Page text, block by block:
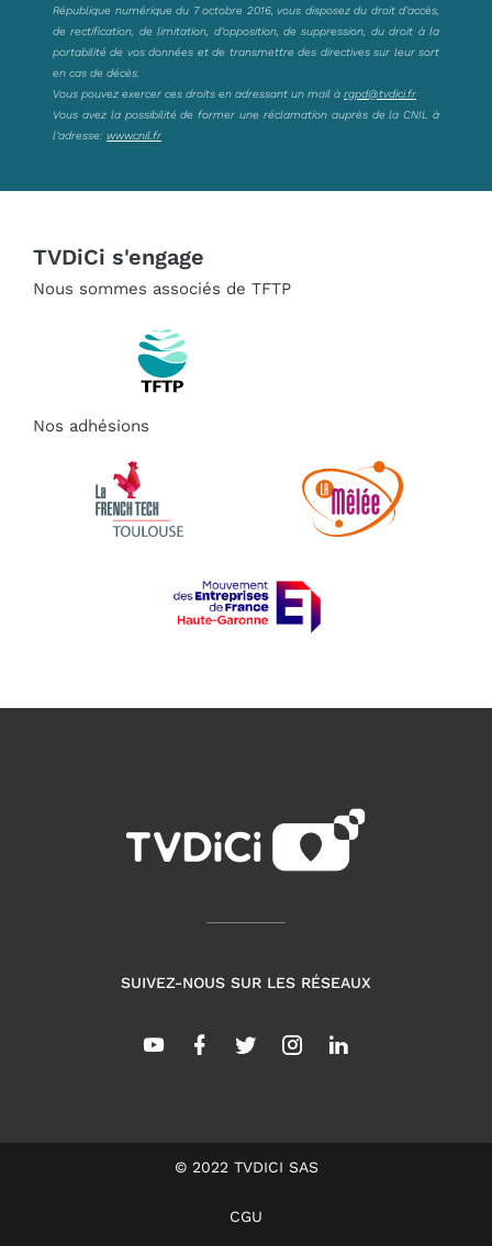
République numérique du 7 octobre 2016, vous disposez du droit d’accès,
de rectification, de limitation, d’opposition, de suppression, du droit à la
portabilité de vos données et de transmettre des directives sur leur sort
en cas de décès.
Vous pouvez exercer ces droits en adressant un mail à rgpd@tvdici.fr
Vous avez la possibilité de former une réclamation auprès de la CNIL à
l’adresse: www.cnil.fr
TVDiCi s'engage
Nous sommes associés de TFTP
Nos adhésions
SUIVEZ-NOUS SUR LES RÉSEAUX
© 2022 TVDICI SAS
CGU